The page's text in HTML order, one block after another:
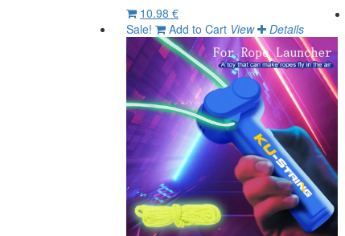
10.98 €
Sale! Add to Cart View Details